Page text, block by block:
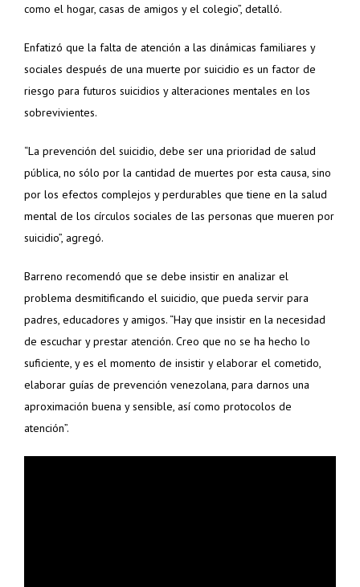
como el hogar, casas de amigos y el colegio”, detalló.
Enfatizó que la falta de atención a las dinámicas familiares y
sociales después de una muerte por suicidio es un factor de
riesgo para futuros suicidios y alteraciones mentales en los
sobrevivientes.
“La prevención del suicidio, debe ser una prioridad de salud
pública, no sólo por la cantidad de muertes por esta causa, sino
por los efectos complejos y perdurables que tiene en la salud
mental de los círculos sociales de las personas que mueren por
suicidio”, agregó.
Barreno recomendó que se debe insistir en analizar el
problema desmitificando el suicidio, que pueda servir para
padres, educadores y amigos. “Hay que insistir en la necesidad
de escuchar y prestar atención. Creo que no se ha hecho lo
suficiente, y es el momento de insistir y elaborar el cometido,
elaborar guías de prevención venezolana, para darnos una
aproximación buena y sensible, así como protocolos de
atención”.